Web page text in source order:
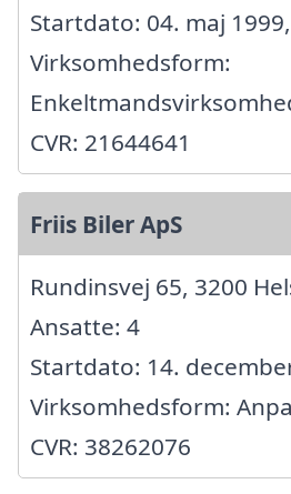
Startdato: 04. maj 1999,
Virksomhedsform:
CVR: 21644641
Friis Biler ApS
Rundinsvej 65, 3200
Ansatte: 4
Startdato: 14.
Virksomhedsform:
CVR: 38262076